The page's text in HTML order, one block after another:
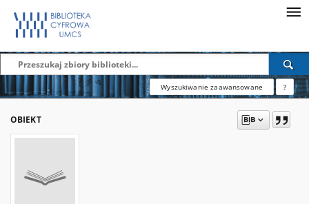
Wyszukiwanie zaawansowane ?
OBIEKT